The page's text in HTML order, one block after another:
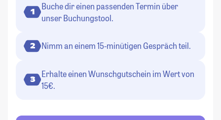
1
Buche dir einen passenden Termin über
unser Buchungstool.
2 Nimm an einem 15-minütigen Gespräch teil.
3
Erhalte einen Wunschgutschein im Wert von
15€.